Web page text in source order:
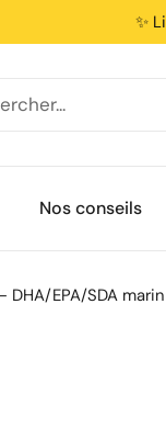
✨
Nos conseils
EPA/SDA marin